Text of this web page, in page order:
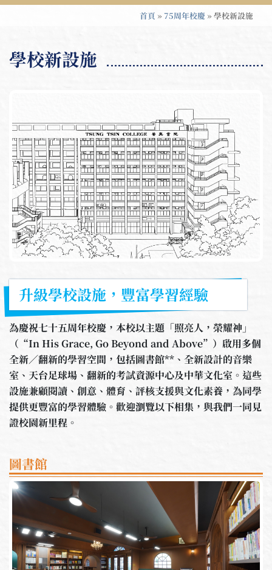
首頁 »75周年校慶 »學校新設施
學校新設施
升級學校設施，豐富學習經驗
為慶祝七十五周年校慶，本校以主題「照亮人，榮耀神」
（“In His Grace, Go Beyond and Above”）啟用多個
全新／翻新的學習空間，包括圖書館**、全新設計的音樂
室、天台足球場、翻新的考試資源中心及中華文化室。這些
設施兼顧閱讀、創意、體育、評核支援與文化素養，為同學
提供更豐富的學習體驗。歡迎瀏覽以下相集，與我們一同見
證校園新里程。
圖書館